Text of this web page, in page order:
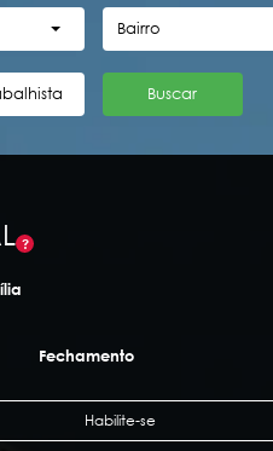
Bairro
Buscar
?
Fechamento
Habilite-se